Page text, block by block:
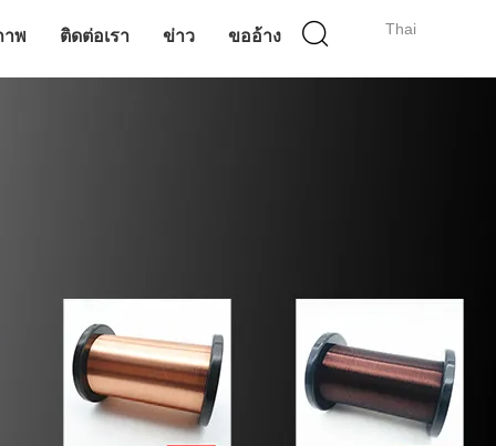
Thai
พ ติดต่อเรา ข่าว ขออ้าง